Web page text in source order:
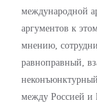
международной
аргументов к
мнению,
равноправный,
между Россией и